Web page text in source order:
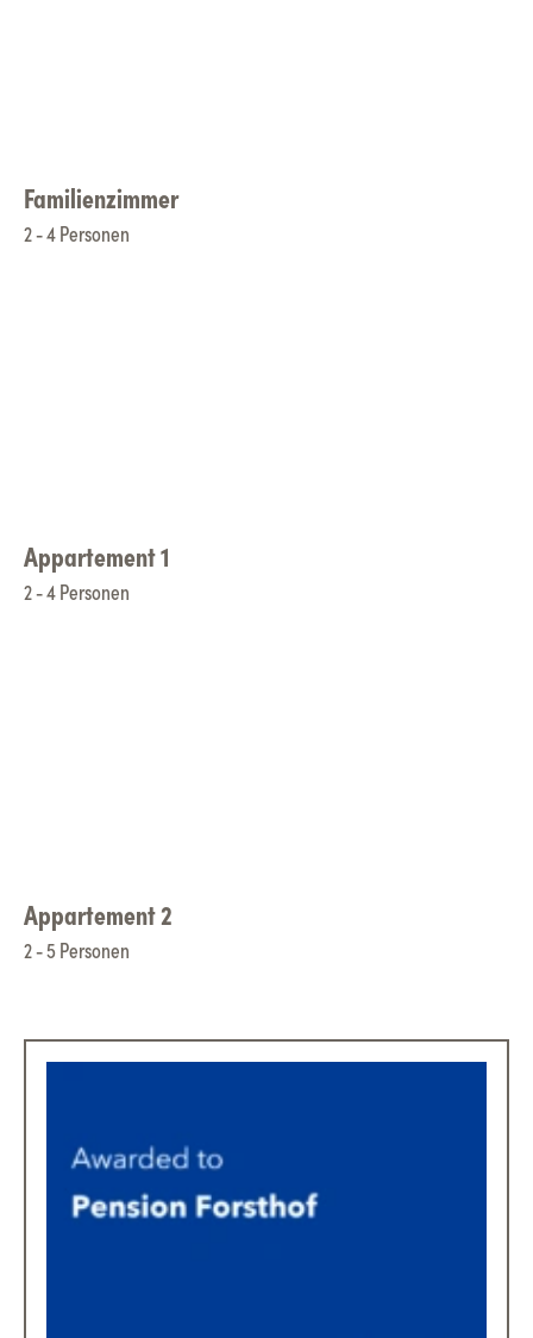
Familienzimmer
2 - 4 Personen
Appartement 1
2 - 4 Personen
Appartement 2
2 - 5 Personen